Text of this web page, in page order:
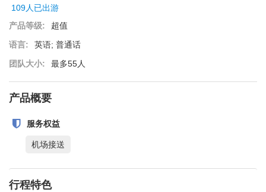
109人已出游
产品等级:
超值
语言:
英语; 普通话
团队大小:
最多55人
产品概要
服务权益
机场接送
行程特色